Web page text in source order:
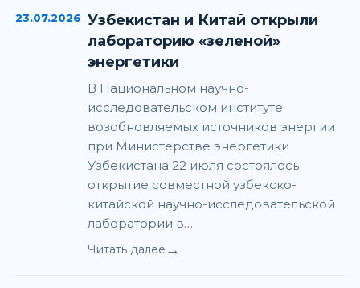
23.07.2026 Узбекистан и Китай открыли
лабораторию «зеленой»
энергетики
В Национальном научно-
исследовательском институте
возобновляемых источников энергии
при Министерстве энергетики
Узбекистана 22 июля состоялось
открытие совместной узбекско-
китайской научно-исследовательской
лаборатории в…
Читать далее →